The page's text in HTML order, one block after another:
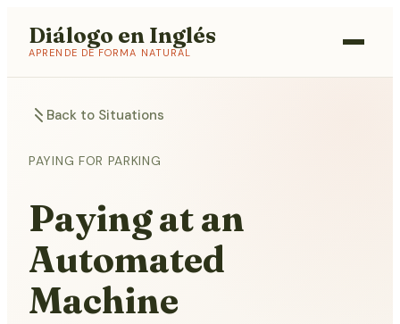
Diálogo en Inglés
APRENDE DE FORMA NATURAL
Back to Situations
PAYING FOR PARKING
Paying at an
Automated
Machine